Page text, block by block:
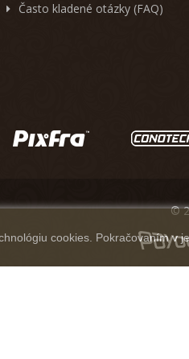
Často kladené otázky (FAQ)
cookies. Pokračovaním v
©